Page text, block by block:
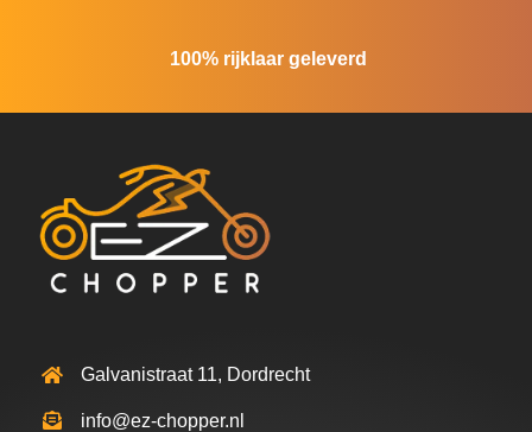
100% rijklaar geleverd
Galvanistraat 11, Dordrecht
info@ez-chopper.nl